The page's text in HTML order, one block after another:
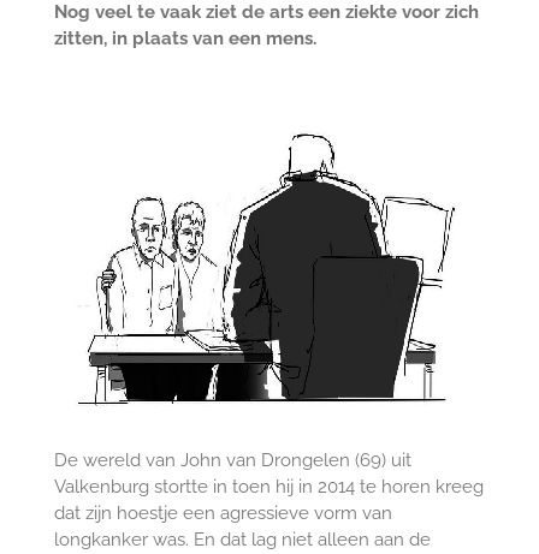
Nog veel te vaak ziet de arts een ziekte voor zich
zitten, in plaats van een mens.
De wereld van John van Drongelen (69) uit
Valkenburg stortte in toen hij in 2014 te horen kreeg
dat zijn hoestje een agressieve vorm van
longkanker was. En dat lag niet alleen aan de